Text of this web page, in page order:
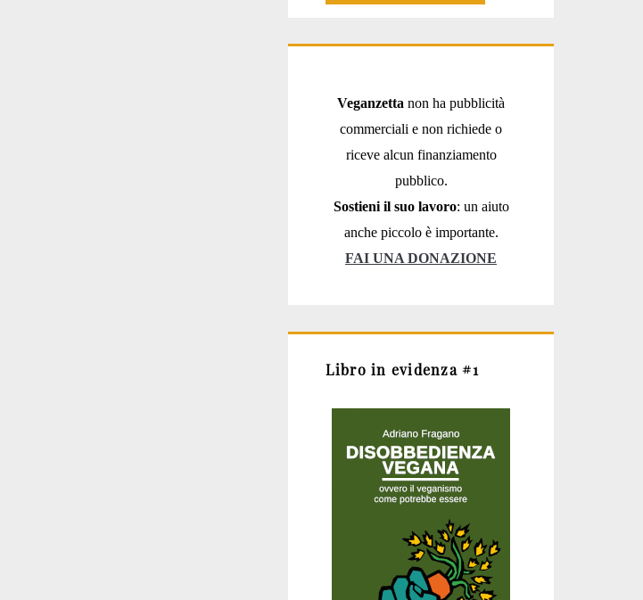
Veganzetta non ha pubblicità
commerciali e non richiede o
riceve alcun finanziamento
pubblico.
Sostieni il suo lavoro: un aiuto
anche piccolo è importante.
FAI UNA DONAZIONE
Libro in evidenza #1